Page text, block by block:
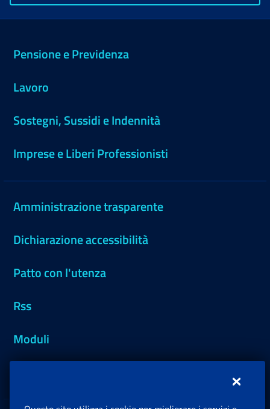
Pensione e Previdenza
Lavoro
Sostegni, Sussidi e Indennità
Imprese e Liberi Professionisti
Amministrazione trasparente
Dichiarazione accessibilità
Patto con l'utenza
Rss
Moduli